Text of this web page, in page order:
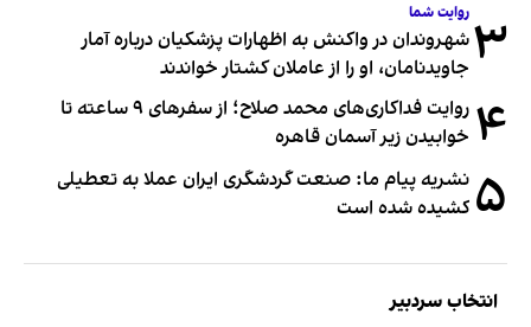
۳ روایت شما
شهروندان در واکنش به اظهارات پزشکیان درباره آمار
جاویدنامان، او را از عاملان کشتار خواندند
۴
روایت فداکاری‌های محمد صلاح؛ از سفرهای ۹ ساعته تا
خوابیدن زیر آسمان قاهره
۵ نشریه پیام ما: صنعت گردشگری ایران عملا به تعطیلی
کشیده شده است
انتخاب سردبیر